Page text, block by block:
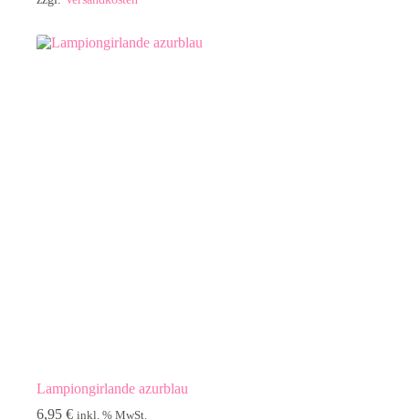
Lampiongirlande azurblau
6,95 € inkl. % MwSt.